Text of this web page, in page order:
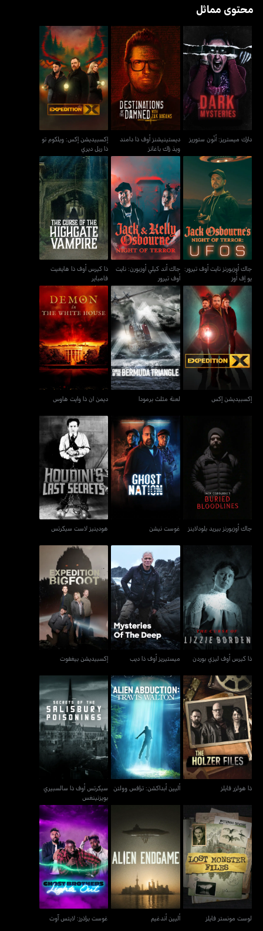
محتوى مماثل
دارك ميستريز: أنّون ستوريز
دارك ميستريز: أنّون ستوريز
ديستينيشنز أوف ذا دامند
ويذ زاك باغانز
ديستينيشنز أوف ذا دامند
ويذ زاك باغانز
إكسبيديشن إكس: ويلكوم تو
ذا ريل ديري
إكسبيديشن إكس: ويلكوم تو
ذا ريل ديري
جاك أوزبورنز نايت أوف
تيرور: يو إف أوز
جاك أوزبورنز نايت أوف تيرور:
يو إف أوز
جاك أند كيلي أوزبورن: نايت
أوف تيرور
جاك أند كيلي أوزبورن: نايت
أوف تيرور
ذا كيرس أوف ذا هايغيت
فامباير
ذا كيرس أوف ذا هايغيت
فامباير
إكسبيديشن إكس
إكسبيديشن إكس
لعنة مثلث برمودا
لعنة مثلث برمودا
ديمن ان ذا وايت هاوس
ديمن ان ذا وايت هاوس
جاك أوزبورنز بيريد بلودلاينز
جاك أوزبورنز بيريد بلودلاينز
غوست نيشن
غوست نيشن
هودينيز لاست سيكرتس
هودينيز لاست سيكرتس
ذا كيرس أوف ليزي بوردن
ذا كيرس أوف ليزي بوردن
ميستيريز أوف ذا ديب
ميستيريز أوف ذا ديب
إكسبيديشن بيغفوت
إكسبيديشن بيغفوت
ذا هولزر فايلز
ذا هولزر فايلز
أليين أبداكشن: ترافس وولتن
أليين أبداكشن: ترافس وولتن
سيكرتس أوف ذا سالسبيري
بويزنينغس
سيكرتس أوف ذا سالسبيري
بويزنينغس
لوست مونستر فايلز
لوست مونستر فايلز
أليين أندغيم
أليين أندغيم
غوست براذرز: لايتس آوت
غوست براذرز: لايتس آوت